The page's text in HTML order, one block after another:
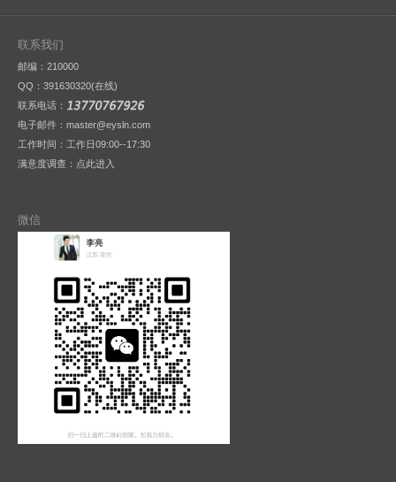
联系我们
邮编：210000
QQ： 391630320(在线)
联系电话：
电子邮件：master@eysln.com
工作时间：工作日09:00--17:30
满意度调查： 点此进入
微信